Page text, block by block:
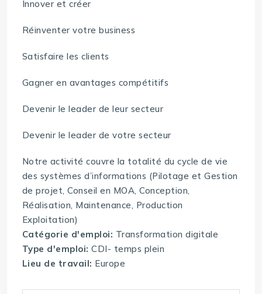
Innover et créer
Réinventer votre business
Satisfaire les clients
Gagner en avantages compétitifs
Devenir le leader de leur secteur
Devenir le leader de votre secteur
Notre activité couvre la totalité du cycle de vie
des systèmes d’informations (Pilotage et Gestion
de projet, Conseil en MOA, Conception,
Réalisation, Maintenance, Production
Exploitation)
Catégorie d'emploi: Transformation digitale
Type d'emploi:CDI- temps plein
Lieu de travail: Europe